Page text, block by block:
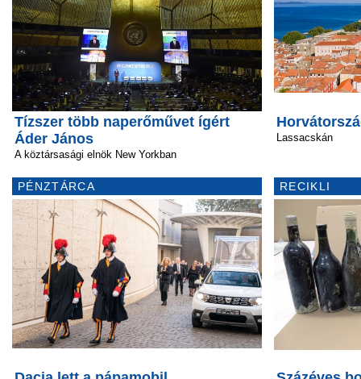
Tízszer több naperőművet ígért
Áder János
A köztársasági elnök New Yorkban
PÉNZTÁRCA
Lassacskán
RECIKLI